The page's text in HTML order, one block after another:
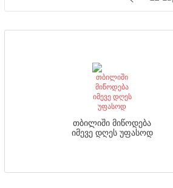
თბილიში მიწოდება
იმევე დღეს უფასოდ